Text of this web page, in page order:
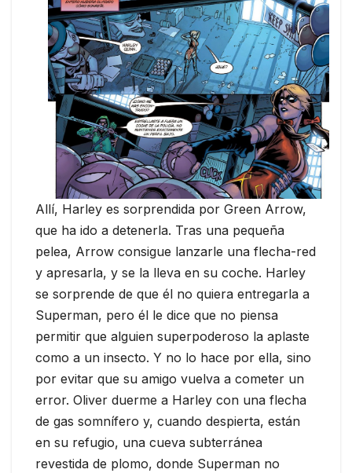
Allí, Harley es sorprendida por Green Arrow,
que ha ido a detenerla. Tras una pequeña
pelea, Arrow consigue lanzarle una flecha-red
y apresarla, y se la lleva en su coche. Harley
se sorprende de que él no quiera entregarla a
Superman, pero él le dice que no piensa
permitir que alguien superpoderoso la aplaste
como a un insecto. Y no lo hace por ella, sino
por evitar que su amigo vuelva a cometer un
error. Oliver duerme a Harley con una flecha
de gas somnífero y, cuando despierta, están
en su refugio, una cueva subterránea
revestida de plomo, donde Superman no